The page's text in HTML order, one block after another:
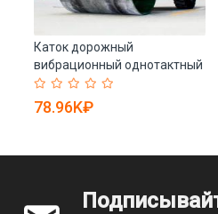
Каток дорожный
вибрационный однотактный
с двигателем Changchai (арт.
25-5082995)
78.96K₽